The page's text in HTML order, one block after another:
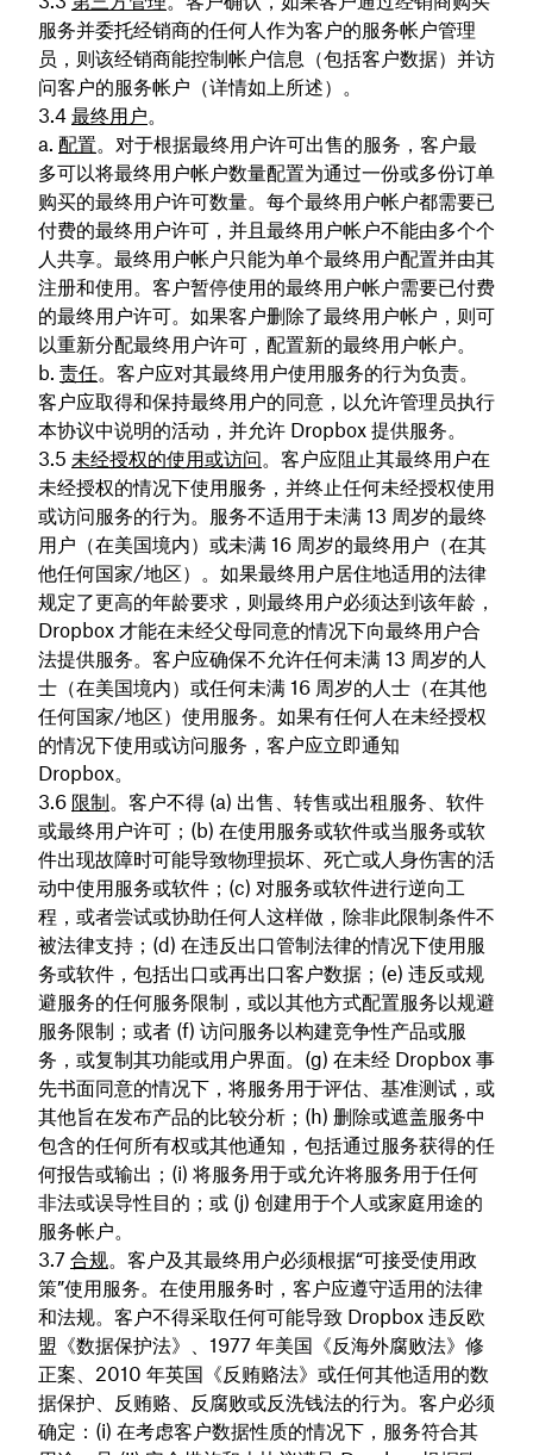
服务并委托经销商的任何人作为客户的服务帐户管理
员，则该经销商能控制帐户信息（包括客户数据）并访
问客户的服务帐户（详情如上所述）。
最终用户。
配置。对于根据最终用户许可出售的服务，客户最
多可以将最终用户帐户数量配置为通过一份或多份订单
购买的最终用户许可数量。每个最终用户帐户都需要已
付费的最终用户许可，并且最终用户帐户不能由多个个
人共享。最终用户帐户只能为单个最终用户配置并由其
注册和使用。客户暂停使用的最终用户帐户需要已付费
的最终用户许可。如果客户删除了最终用户帐户，则可
以重新分配最终用户许可，配置新的最终用户帐户。
责任。客户应对其最终用户使用服务的行为负责。
客户应取得和保持最终用户的同意，以允许管理员执行
本协议中说明的活动，并允许 Dropbox 提供服务。
未经授权的使用或访问。客户应阻止其最终用户在
未经授权的情况下使用服务，并终止任何未经授权使用
或访问服务的行为。服务不适用于未满 13 周岁的最终
用户（在美国境内）或未满 16 周岁的最终用户（在其
他任何国家/地区）。如果最终用户居住地适用的法律
规定了更高的年龄要求，则最终用户必须达到该年龄，
Dropbox 才能在未经父母同意的情况下向最终用户合
法提供服务。客户应确保不允许任何未满 13 周岁的人
士（在美国境内）或任何未满 16 周岁的人士（在其他
任何国家/地区）使用服务。如果有任何人在未经授权
的情况下使用或访问服务，客户应立即通知
Dropbox。
限制。客户不得 (a) 出售、转售或出租服务、软件
或最终用户许可；(b) 在使用服务或软件或当服务或软
件出现故障时可能导致物理损坏、死亡或人身伤害的活
动中使用服务或软件；(c) 对服务或软件进行逆向工
程，或者尝试或协助任何人这样做，除非此限制条件不
被法律支持；(d) 在违反出口管制法律的情况下使用服
务或软件，包括出口或再出口客户数据；(e) 违反或规
避服务的任何服务限制，或以其他方式配置服务以规避
服务限制；或者 (f) 访问服务以构建竞争性产品或服
务，或复制其功能或用户界面。(g) 在未经 Dropbox 事
先书面同意的情况下，将服务用于评估、基准测试，或
其他旨在发布产品的比较分析；(h) 删除或遮盖服务中
包含的任何所有权或其他通知，包括通过服务获得的任
何报告或输出；(i) 将服务用于或允许将服务用于任何
非法或误导性目的；或 (j) 创建用于个人或家庭用途的
服务帐户。
合规。客户及其最终用户必须根据“可接受使用政
策”使用服务。在使用服务时，客户应遵守适用的法律
和法规。客户不得采取任何可能导致 Dropbox 违反欧
盟《数据保护法》、1977 年美国《反海外腐败法》修
正案、2010 年英国《反贿赂法》或任何其他适用的数
据保护、反贿赂、反腐败或反洗钱法的行为。客户必须
确定：(i) 在考虑客户数据性质的情况下，服务符合其